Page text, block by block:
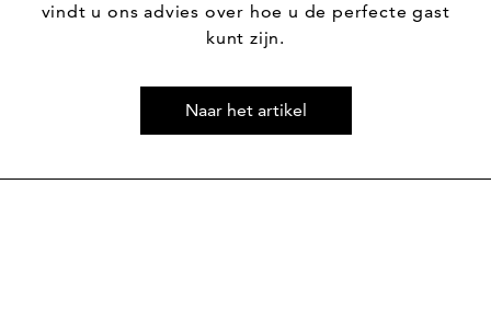
vindt u ons advies over hoe u de perfecte gast
kunt zijn.
Naar het artikel